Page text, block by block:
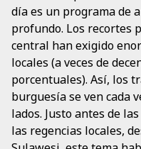
día es un programa de
profundo. Los recortes
central han exigido
locales (a veces de
porcentuales). Así, los
burguesía se ven cada
lados. Justo antes de
las regencias locales,